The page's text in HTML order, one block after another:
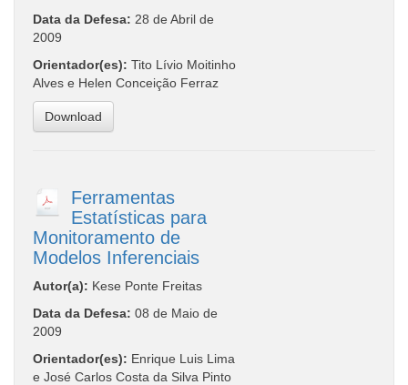
Data da Defesa: 28 de Abril de
2009
Orientador(es): Tito Lívio Moitinho
Alves e Helen Conceição Ferraz
Download
Ferramentas
Estatísticas para
Monitoramento de
Modelos Inferenciais
Autor(a): Kese Ponte Freitas
Data da Defesa: 08 de Maio de
2009
Orientador(es): Enrique Luis Lima
e José Carlos Costa da Silva Pinto